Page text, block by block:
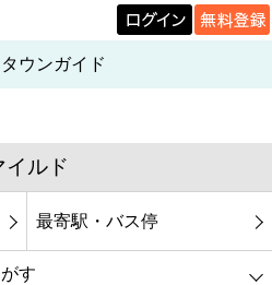
ウンガイド
イルド
最寄駅・バス停
す